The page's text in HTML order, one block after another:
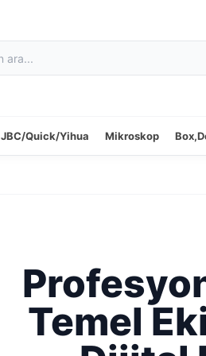
JBC/Quick/Yihua Mikroskop
Temel